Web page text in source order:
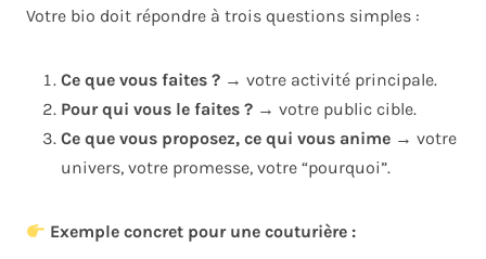
Votre bio doit répondre à trois questions simples :
Ce que vous faites ? → votre activité principale.
Pour qui vous le faites ? → votre public cible.
Ce que vous proposez, ce qui vous anime → votre
univers, votre promesse, votre “pourquoi”.
Exemple concret pour une couturière :